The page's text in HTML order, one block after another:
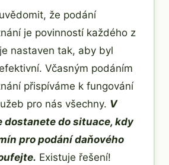
že podání
je povinností každého z
nastaven tak, aby byl
Včasným podáním
přispíváme k fungování
pro nás všechny. V
dostanete do situace, kdy
pro podání daňového
Existuje řešení!